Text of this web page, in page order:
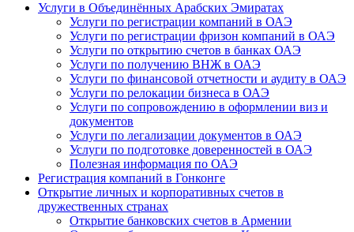
Услуги в Объединённых Арабских Эмиратах
Услуги по регистрации компаний в ОАЭ
Услуги по регистрации фризон компаний в ОАЭ
Услуги по открытию счетов в банках ОАЭ
Услуги по получению ВНЖ в ОАЭ
Услуги по финансовой отчетности и аудиту в ОАЭ
Услуги по релокации бизнеса в ОАЭ
Услуги по сопровождению в оформлении виз и
документов
Услуги по легализации документов в ОАЭ
Услуги по подготовке доверенностей в ОАЭ
Полезная информация по ОАЭ
Регистрация компаний в Гонконге
Открытие личных и корпоративных счетов в
дружественных странах
Открытие банковских счетов в Армении